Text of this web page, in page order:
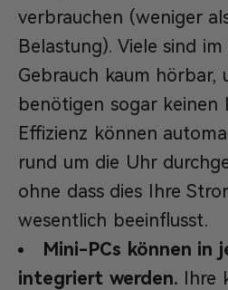
verbrauchen (weniger
Belastung). Viele sind
Gebrauch kaum hörbar,
benötigen sogar keinen
Effizienz können
rund um die Uhr
ohne dass dies Ihre
wesentlich beeinflusst.
Mini-PCs können in
integriert werden. Ihre